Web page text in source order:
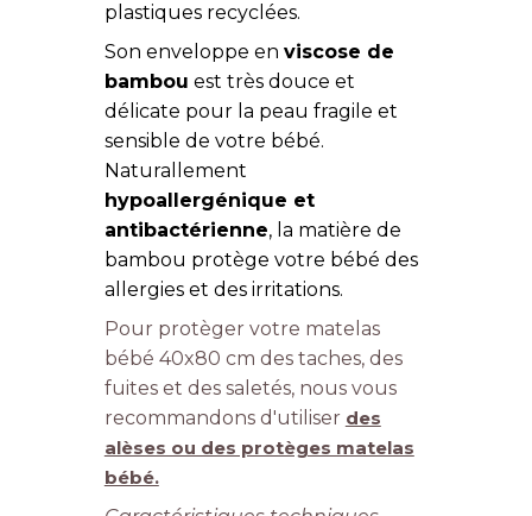
plastiques recyclées.
Son enveloppe en viscose de
bambou est très douce et
délicate pour la peau fragile et
sensible de votre bébé.
Naturallement
hypoallergénique et
antibactérienne, la matière de
bambou protège votre bébé des
allergies et des irritations.
Pour protèger votre matelas
bébé 40x80 cm des taches, des
fuites et des saletés, nous vous
recommandons d'utiliser des
alèses ou des protèges matelas
bébé.